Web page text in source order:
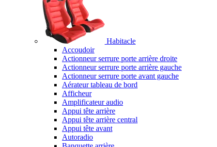
Habitacle
Accoudoir
Actionneur serrure porte arrière droite
Actionneur serrure porte arrière gauche
Actionneur serrure porte avant gauche
Aérateur tableau de bord
Afficheur
Amplificateur audio
Appui tête arrière
Appui tête arrière central
Appui tête avant
Autoradio